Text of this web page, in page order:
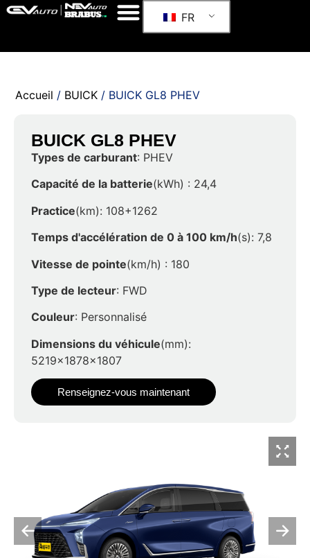
FR
Accueil / BUICK / BUICK GL8 PHEV
BUICK GL8 PHEV
Types de carburant: PHEV
Capacité de la batterie(kWh) : 24,4
Practice(km): 108+1262
Temps d'accélération de 0 à 100 km/h(s): 7,8
Vitesse de pointe(km/h) : 180
Type de lecteur: FWD
Couleur: Personnalisé
Dimensions du véhicule(mm):
5219x1878x1807
Renseignez-vous maintenant